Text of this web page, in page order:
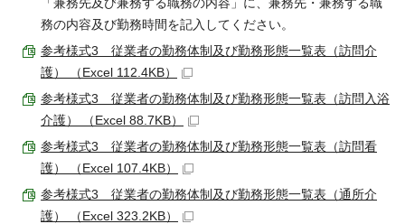
「兼務先及び兼務する職務の内容」に、兼務先・兼務する職
務の内容及び勤務時間を記入してください。
参考様式3 従業者の勤務体制及び勤務形態一覧表（訪問介
護） （Excel 112.4KB）
参考様式3 従業者の勤務体制及び勤務形態一覧表（訪問入浴
介護） （Excel 88.7KB）
参考様式3 従業者の勤務体制及び勤務形態一覧表（訪問看
護） （Excel 107.4KB）
参考様式3 従業者の勤務体制及び勤務形態一覧表（通所介
護） （Excel 323.2KB）